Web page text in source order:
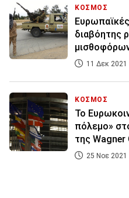
ΚΟΣΜΟΣ
διαβόητης
11 Δεκ 2021
ΚΟΣΜΟΣ
Το
πόλεμο»
της Wagner
25 Νοε 2021